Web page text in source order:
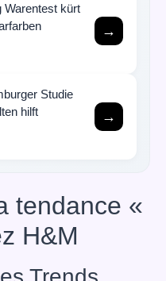
Warentest kürt
→
Studie
hilft
→
tendance «
H&M